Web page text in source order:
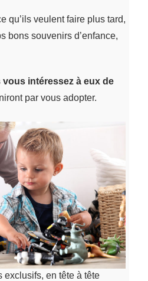
qu’ils veulent faire plus tard,
bons souvenirs d’enfance,
vous intéressez à eux de
par vous adopter.
exclusifs, en tête à tête